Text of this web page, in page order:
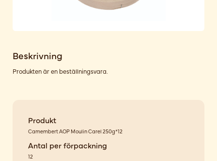
Beskrivning
Produkten är en beställningsvara.
Produkt
Camembert AOP Moulin Carel 250g*12
Antal per förpackning
12